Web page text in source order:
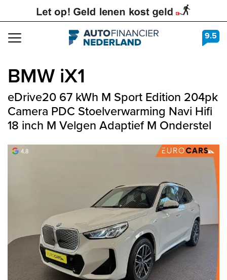
Navigation 9.5
BMW iX1
eDrive20 67 kWh M Sport Edition 204pk
Camera PDC Stoelverwarming Navi Hifi
18 inch M Velgen Adaptief M Onderstel